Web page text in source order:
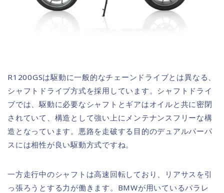
R1200GSは駆動に一般的なチェーンドライブとは異なる、
シャフトドライブ方式を採用しています。シャフトドライ
ブでは、駆動に必要なシャフトとギアはオイルと共に密閉
されていて、構造として強い上にメンテナンスフリーな構
造となっています。悪路を走破する目的のデュアルパーパ
スには相性が良い駆動方式ですね。
一方走行中のシャフトは高速回転しており、リアサスを引
っ張ろうとする力が働きます。BMWが用いているパラレ